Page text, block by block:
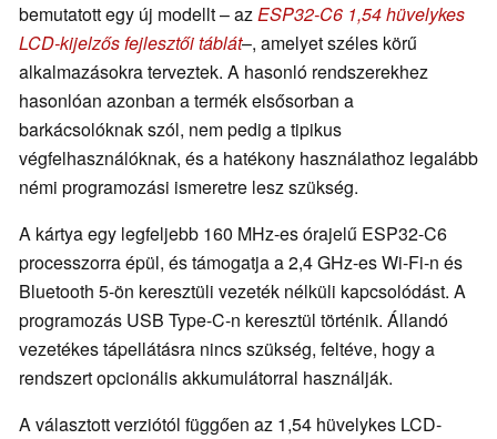
bemutatott egy új modellt – azESP32-C6 1,54 hüvelykes
LCD-kijelzős fejlesztői táblát–, amelyet széles körű
alkalmazásokra terveztek. A hasonló rendszerekhez
hasonlóan azonban a termék elsősorban a
barkácsolóknak szól, nem pedig a tipikus
végfelhasználóknak, és a hatékony használathoz legalább
némi programozási ismeretre lesz szükség.
A kártya egy legfeljebb 160 MHz-es órajelű ESP32-C6
processzorra épül, és támogatja a 2,4 GHz-es Wi-Fi-n és
Bluetooth 5-ön keresztüli vezeték nélküli kapcsolódást. A
programozás USB Type-C-n keresztül történik. Állandó
vezetékes tápellátásra nincs szükség, feltéve, hogy a
rendszert opcionális akkumulátorral használják.
A választott verziótól függően az 1,54 hüvelykes LCD-